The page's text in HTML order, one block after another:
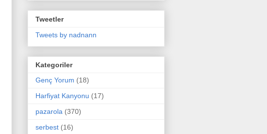
Tweetler
Tweets by nadnann
Kategoriler
Genç Yorum (18)
Harfiyat Kanyonu (17)
pazarola (370)
serbest (16)